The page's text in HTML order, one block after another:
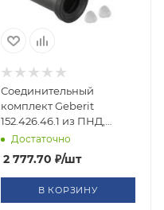
Соединительный
комплект Geberit
152.426.46.1 из ПНД,
длина 18,5 см
Достаточно
2 777.70 ₽/шт
В КОРЗИНУ